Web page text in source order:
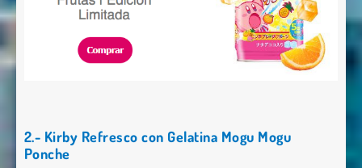
2.- Kirby Refresco con Gelatina Mogu Mogu
Ponche